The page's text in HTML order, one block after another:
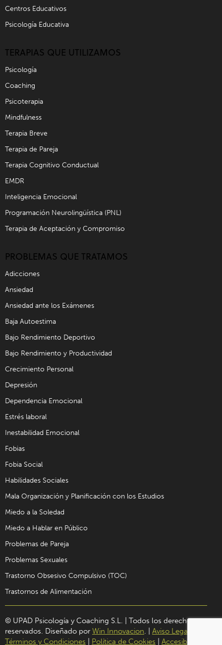
Centros Educativos
Psicología Educativa
TERAPIAS QUE UTILIZAMOS
Psicología
Coaching
Psicoterapia
Mindfulness
Terapia Breve
Terapia de Pareja
Terapia Cognitivo Conductual
EMDR
Inteligencia Emocional
Programación Neurolingüística (PNL)
Terapia de Aceptación y Compromiso
PROBLEMAS QUE TRATAMOS
Adicciones
Ansiedad
Ansiedad ante los Exámenes
Baja Autoestima
Bajo Rendimiento Deportivo
Bajo Rendimiento y Productividad
Crecimiento Personal
Depresión
Dependencia Emocional
Estrés laboral
Inestabilidad Emocional
Fobias
Fobia Social
Habilidades Sociales
Mala Organización y Planificación con los Estudios
Miedo a la Soledad
Miedo a Hablar en Público
Problemas de Pareja
Problemas Sexuales
Trastorno Obsesivo Compulsivo (TOC)
Trastornos de Alimentación
© UPAD Psicología y Coaching S.L. | Todos los derechos
reservados. Diseñado por Win Innovacion. | Aviso Legal
Términos y Condiciones
Política de Cookies Accesibilidad